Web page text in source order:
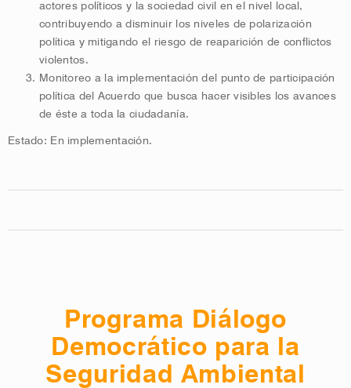
actores políticos y la sociedad civil en el nivel local,
contribuyendo a disminuir los niveles de polarización
política y mitigando el riesgo de reaparición de conflictos
violentos.
Monitoreo a la implementación del punto de participación
política del Acuerdo que busca hacer visibles los avances
de éste a toda la ciudadanía.
Estado: En implementación.
Programa Diálogo
Democrático para la
Seguridad Ambiental